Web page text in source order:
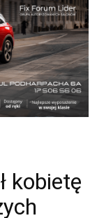
kobietę